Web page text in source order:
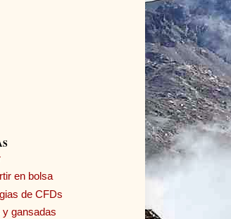
en bolsa
de CFDs
gansadas